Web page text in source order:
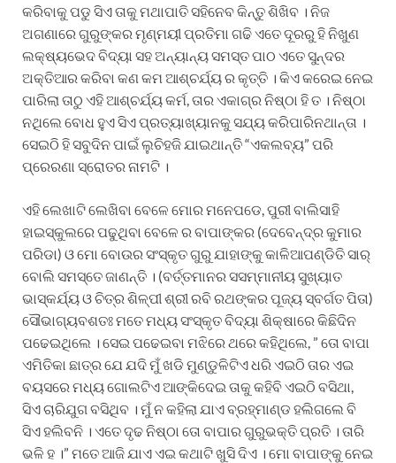
କରିବାକୁ ପଡୁ ସିଏ ତାକୁ ମଥାପାତି ସହିନେବ କିନ୍ତୁ ଶିଖିବ । ନିଜ
ଅଗଣାରେ ଗୁରୁଙ୍କର ମୃଣ୍ମୟୀ ପ୍ରତିମା ଗଢି ଏତେ ଦୂରରୁ ହି ନିଖୁଣ
ଲକ୍ଷ୍ୟଭେଦ ବିଦ୍ୟା ସହ ଅନ୍ୟାନ୍ୟ ସମସ୍ତ ପାଠ ଏତେ ସୁନ୍ଦର
ଅକ୍ତିଆର କରିବା କଣ କମ ଆଶ୍ଚର୍ଯ୍ୟ ର କୃତ୍ତି । କିଏ କରେଇ ନେଇ
ପାରିଲା ତାଠୁ ଏହି ଆଶ୍ଚର୍ଯ୍ୟ କର୍ମ, ତାର ଏକାଗ୍ର ନିଷ୍ଠା ହି ତ । ନିଷ୍ଠା
ନଥିଲେ ବୋଧ ହୁଏ ସିଏ ପ୍ରତ୍ୟାଖ୍ୟାନକୁ ସଯ୍ୟ କରିପାରିନଥାନ୍ତା ।
ସେଇଠି ହି ସବୁଦିନ ପାଇଁ ଲୁଚିହଜି ଯାଇଥାନ୍ତି “ଏକଲବ୍ୟ” ପରି
ପ୍ରେରଣା ସ୍ରୋତର ନାମଟି ।
ଏହି ଲେଖାଟି ଲେଖିବା ବେଳେ ମୋର ମନେପଡେ, ପୁରୀ ବାଲିସାହି
ହାଇସ୍କୁଲରେ ପଢୁଥିବା ବେଳେ ର ବାପାଙ୍କର (ଦେବେନ୍ଦ୍ର କୁମାର
ପରିଡା) ଓ ମୋ ବୋଉର ସଂସ୍କୃତ ଗୁରୁ ଯାହାଙ୍କୁ କାଳିଆପଣ୍ଡିତି ସାର୍
ବୋଲି ସମସ୍ତେ ଜାଣନ୍ତି । (ବର୍ତ୍ତମାନର ସସମ୍ମାନୀୟ ସୁଖ୍ୟାତ
ଭାସ୍କର୍ଯ୍ୟ ଓ ଚିତ୍ର ଶିଳ୍ପୀ ଶ୍ରୀ ରବି ରଥଙ୍କର ପୂଜ୍ୟ ସ୍ବର୍ଗତ ପିତା)
ସୌଭାଗ୍ୟବଶତଃ ମତେ ମଧ୍ୟ ସଂସ୍କୃତ ବିଦ୍ୟା ଶିକ୍ଷାରେ କିଛିଦିନ
ପଢେଇଥିଲେ । ସେଇ ପଢେଇବା ମଝିରେ ଥରେ କହିଥିଲେ, ” ତୋ ବାପା
ଏମିତିକା ଛାତ୍ର ଯେ ଯଦି ମୁଁ ଖଡି ମୁଣ୍ଡୁଳିଟିଏ ଧରି ଏଇଠି ତାର ଏଇ
ବୟସରେ ମଧ୍ୟ ଗୋଲଟିଏ ଆଙ୍କିଦେଇ ତାକୁ କହିବି ଏଇଠି ବସିଥା,
ସିଏ ଚାରିଯୁଗ ବସିଥିବ । ମୁଁ ନ କହିଲା ଯାଏ ବ୍ରହ୍ମାଣ୍ଡ ହଲିଗଲେ ବି
ସିଏ ହଲିବନି । ଏତେ ଦୃଢ ନିଷ୍ଠା ତୋ ବାପାର ଗୁରୁଭକ୍ତି ପ୍ରତି । ତାରି
ଭଳି ହ ।” ମତେ ଆଜି ଯାଏ ଏଇ କଥାଟି ଖୁସି ଦିଏ । ମୋ ବାପାଙ୍କୁ ନେଇ